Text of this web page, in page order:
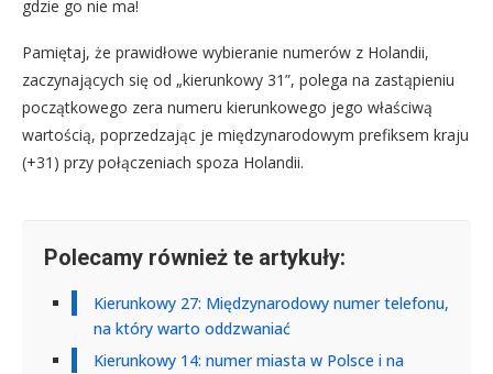
gdzie go nie ma!
Pamiętaj, że prawidłowe wybieranie numerów z Holandii,
zaczynających się od „kierunkowy 31”, polega na zastąpieniu
początkowego zera numeru kierunkowego jego właściwą
wartością, poprzedzając je międzynarodowym prefiksem kraju
(+31) przy połączeniach spoza Holandii.
Polecamy również te artykuły:
Kierunkowy 27: Międzynarodowy numer telefonu,
na który warto oddzwaniać
Kierunkowy 14: numer miasta w Polsce i na